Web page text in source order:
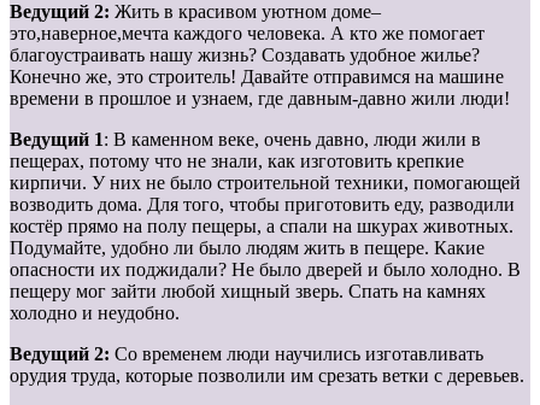
Ведущий 2: Жить в красивом уютном доме–
это,наверное,мечта каждого человека. А кто же помогает
благоустраивать нашу жизнь? Создавать удобное жилье?
Конечно же, это строитель! Давайте отправимся на машине
времени в прошлое и узнаем, где давным-давно жили люди!
Ведущий 1: В каменном веке, очень давно, люди жили в
пещерах, потому что не знали, как изготовить крепкие
кирпичи. У них не было строительной техники, помогающей
возводить дома. Для того, чтобы приготовить еду, разводили
костёр прямо на полу пещеры, а спали на шкурах животных.
Подумайте, удобно ли было людям жить в пещере. Какие
опасности их поджидали? Не было дверей и было холодно. В
пещеру мог зайти любой хищный зверь. Спать на камнях
холодно и неудобно.
Ведущий 2: Со временем люди научились изготавливать
орудия труда, которые позволили им срезать ветки с деревьев.